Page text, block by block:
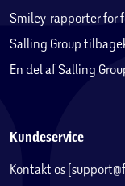
Smiley-rapporter for
Salling Group
En del af Salling
Kundeservice
Kontakt os